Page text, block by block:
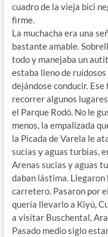
cuadro de la vieja bici
firme.
La muchacha era una
bastante amable.
todo y manejaba un
estaba lleno de
dejándose conducir.
recorrer algunos
el Parque Rodó. No le
menos, la empalizada
la Picada de Varela le
sucias y aguas turbias,
Arenas sucias y aguas
daban lástima.
carretero. Pasaron por
quería llevarlo a Kiyú,
a visitar Buschental,
Pasado medio siglo